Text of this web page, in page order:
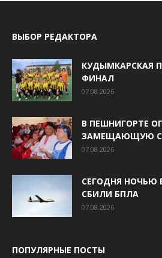
ВЫБОР РЕДАКТОРА
КУДЫМКАРСКАЯ
ФИНАЛ
07.08.2026
В ПЕШНИГОРТЕ
ЗАМЕЩАЮЩУЮ
07.08.2026
СЕГОДНЯ НОЧЬЮ
СБИЛИ БПЛА
07.08.2026
ПОПУЛЯРНЫЕ ПОСТЫ